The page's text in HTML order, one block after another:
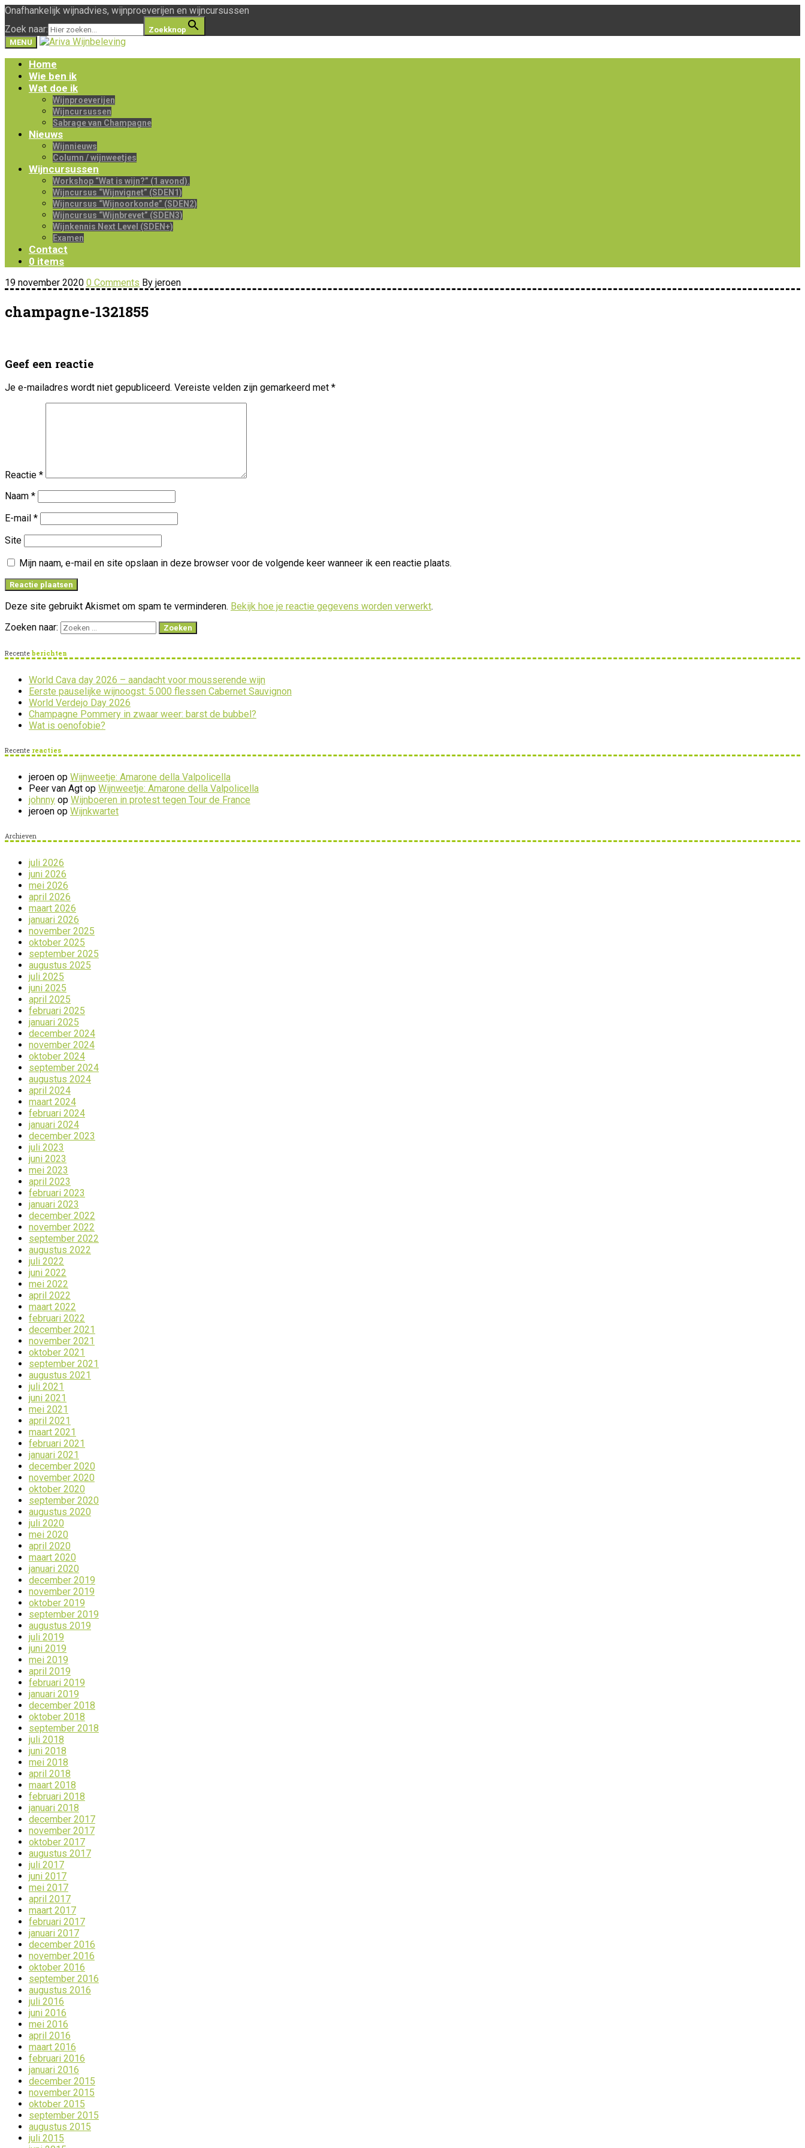
Onafhankelijk wijnadvies, wijnproeverijen en wijncursussen
Zoek naar:
Zoekknop
MENU
Home
Wie ben ik
Wat doe ik
Wijnproeverijen
Wijncursussen
Sabrage van Champagne
Nieuws
Wijnnieuws
Column / wijnweetjes
Wijncursussen
Workshop “Wat is wijn?” (1 avond).
Wijncursus “Wijnvignet” (SDEN1)
Wijncursus “Wijnoorkonde” (SDEN2)
Wijncursus “Wijnbrevet” (SDEN3)
Wijnkennis Next Level (SDEN+)
Examen
Contact
0 items
19 november 2020 0 Comments By jeroen
champagne-1321855
Geef een reactie
Je e-mailadres wordt niet gepubliceerd. Vereiste velden zijn gemarkeerd met *
Reactie *
Naam *
E-mail *
Site
Mijn naam, e-mail en site opslaan in deze browser voor de volgende keer wanneer ik een reactie plaats.
Deze site gebruikt Akismet om spam te verminderen. Bekijk hoe je reactie gegevens worden verwerkt.
Zoeken naar:
Recente berichten
World Cava day 2026 – aandacht voor mousserende wijn
Eerste pauselijke wijnoogst: 5.000 flessen Cabernet Sauvignon
World Verdejo Day 2026
Champagne Pommery in zwaar weer: barst de bubbel?
Wat is oenofobie?
Recente reacties
jeroen op Wijnweetje: Amarone della Valpolicella
Peer van Agt op Wijnweetje: Amarone della Valpolicella
johnny op Wijnboeren in protest tegen Tour de France
jeroen op Wijnkwartet
Archieven
juli 2026
juni 2026
mei 2026
april 2026
maart 2026
januari 2026
november 2025
oktober 2025
september 2025
augustus 2025
juli 2025
juni 2025
april 2025
februari 2025
januari 2025
december 2024
november 2024
oktober 2024
september 2024
augustus 2024
april 2024
maart 2024
februari 2024
januari 2024
december 2023
juli 2023
juni 2023
mei 2023
april 2023
februari 2023
januari 2023
december 2022
november 2022
september 2022
augustus 2022
juli 2022
juni 2022
mei 2022
april 2022
maart 2022
februari 2022
december 2021
november 2021
oktober 2021
september 2021
augustus 2021
juli 2021
juni 2021
mei 2021
april 2021
maart 2021
februari 2021
januari 2021
december 2020
november 2020
oktober 2020
september 2020
augustus 2020
juli 2020
mei 2020
april 2020
maart 2020
januari 2020
december 2019
november 2019
oktober 2019
september 2019
augustus 2019
juli 2019
juni 2019
mei 2019
april 2019
februari 2019
januari 2019
december 2018
oktober 2018
september 2018
juli 2018
juni 2018
mei 2018
april 2018
maart 2018
februari 2018
januari 2018
december 2017
november 2017
oktober 2017
augustus 2017
juli 2017
juni 2017
mei 2017
april 2017
maart 2017
februari 2017
januari 2017
december 2016
november 2016
oktober 2016
september 2016
augustus 2016
juli 2016
juni 2016
mei 2016
april 2016
maart 2016
februari 2016
januari 2016
december 2015
november 2015
oktober 2015
september 2015
augustus 2015
juli 2015